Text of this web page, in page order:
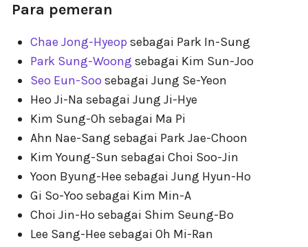
Para pemeran
Chae Jong-Hyeop sebagai Park In-Sung
Park Sung-Woong sebagai Kim Sun-Joo
Seo Eun-Soo sebagai Jung Se-Yeon
Heo Ji-Na sebagai Jung Ji-Hye
Kim Sung-Oh sebagai Ma Pi
Ahn Nae-Sang sebagai Park Jae-Choon
Kim Young-Sun sebagai Choi Soo-Jin
Yoon Byung-Hee sebagai Jung Hyun-Ho
Gi So-Yoo sebagai Kim Min-A
Choi Jin-Ho sebagai Shim Seung-Bo
Lee Sang-Hee sebagai Oh Mi-Ran